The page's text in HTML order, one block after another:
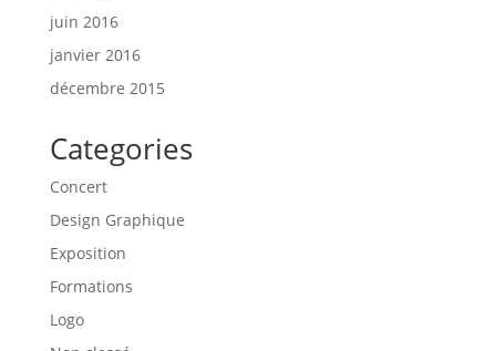
juin 2016
janvier 2016
décembre 2015
Categories
Concert
Design Graphique
Exposition
Formations
Logo